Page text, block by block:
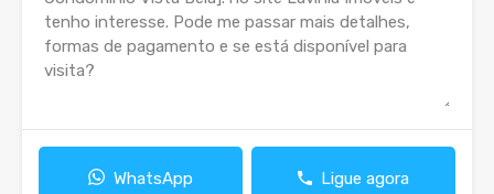
WhatsApp Ligue agora